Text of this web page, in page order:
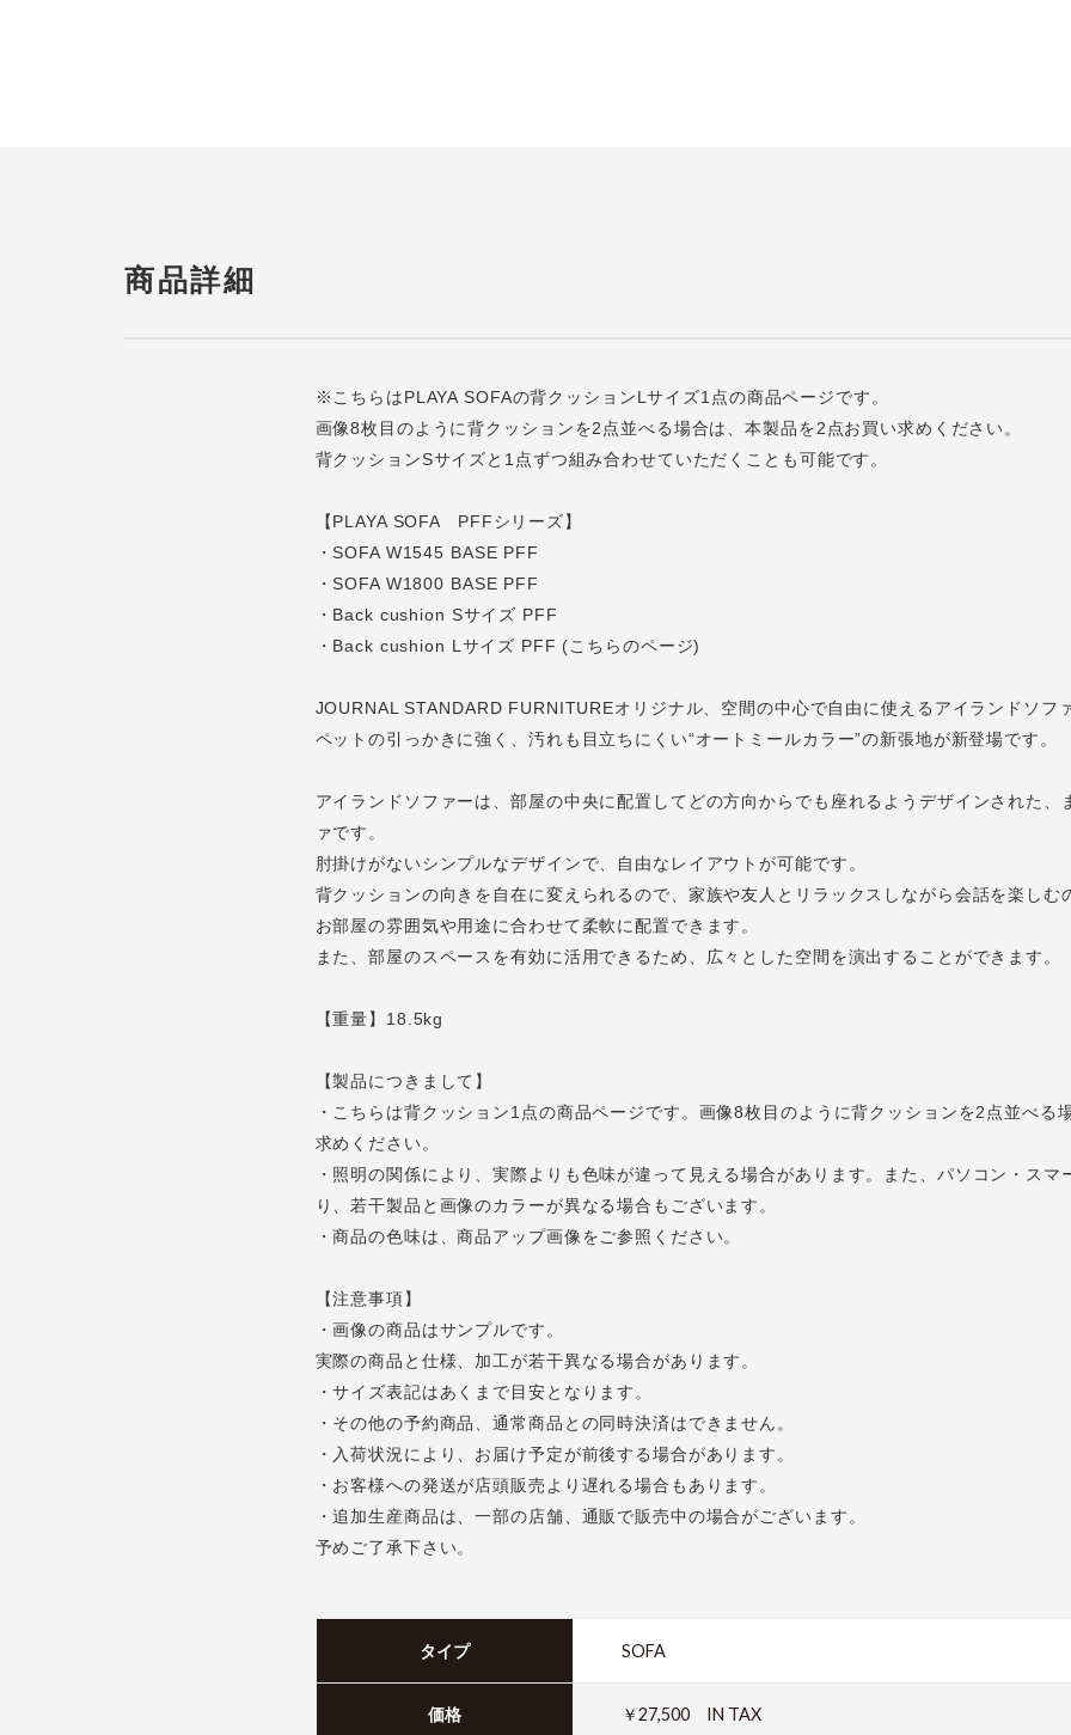
商品詳細
※こちらはPLAYA SOFAの背クッションLサイズ1点の商品ページです。
画像8枚目のように背クッションを2点並べる場合は、本製品を2点お買い求めください。
背クッションSサイズと1点ずつ組み合わせていただくことも可能です。
【PLAYA SOFA PFFシリーズ】
・SOFA W1545 BASE PFF
・SOFA W1800 BASE PFF
・Back cushion Sサイズ PFF
・Back cushion Lサイズ PFF (こちらのページ)
JOURNAL STANDARD FURNITUREオリジナル、空間の中心で自由に使えるアイランドソフ
ペットの引っかきに強く、汚れも目立ちにくい“オートミールカラー”の新張地が新登場です。
アイランドソファーは、部屋の中央に配置してどの方向からでも座れるようデザインされた、
ァです。
肘掛けがないシンプルなデザインで、自由なレイアウトが可能です。
背クッションの向きを自在に変えられるので、家族や友人とリラックスしながら会話を楽しむ
お部屋の雰囲気や用途に合わせて柔軟に配置できます。
また、部屋のスペースを有効に活用できるため、広々とした空間を演出することができます。
【重量】18.5kg
【製品につきまして】
・こちらは背クッション1点の商品ページです。画像8枚目のように背クッションを2点並べる
求めください。
・照明の関係により、実際よりも色味が違って見える場合があります。また、パソコン・スマ
り、若干製品と画像のカラーが異なる場合もございます。
・商品の色味は、商品アップ画像をご参照ください。
【注意事項】
・画像の商品はサンプルです。
実際の商品と仕様、加工が若干異なる場合があります。
・サイズ表記はあくまで目安となります。
・その他の予約商品、通常商品との同時決済はできません。
・入荷状況により、お届け予定が前後する場合があります。
・お客様への発送が店頭販売より遅れる場合もあります。
・追加生産商品は、一部の店舗、通販で販売中の場合がございます。
予めご了承下さい。
タイプ SOFA
価格 ￥27,500 IN TAX